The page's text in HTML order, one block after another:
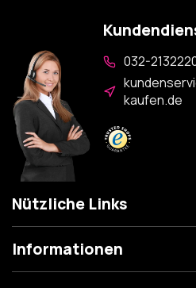
032-
kaufen.de
Nützliche Links
Informationen